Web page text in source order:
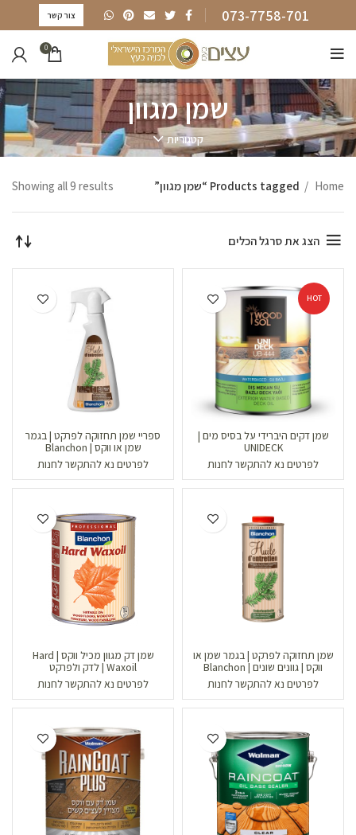
073-7758-701 צור קשר
0
שמן מגוון
קטגוריות
Home Products tagged “שמן מגוון” Showing all 9 results
הצג את סרגל הכלים
HOT
שמן דקים היברידי על בסיס מים |
UNIDECK
לפרטים נא להתקשר לחנות
ספריי שמן תחזוקה לפרקט | בגמר
שמן או ווקס | Blanchon
לפרטים נא להתקשר לחנות
שמן תחזוקה לפרקט | בגמר שמן או
ווקס | גוונים שונים | Blanchon
לפרטים נא להתקשר לחנות
שמן דק מגוון מכיל ווקס | Hard
Waxoil | לדק ולפרקט
לפרטים נא להתקשר לחנות